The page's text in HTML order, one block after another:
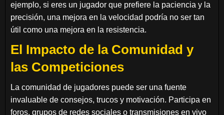
ejemplo, si eres un jugador que prefiere la paciencia y la
precisión, una mejora en la velocidad podría no ser tan
útil como una mejora en la resistencia.
El Impacto de la Comunidad y
las Competiciones
La comunidad de jugadores puede ser una fuente
invaluable de consejos, trucos y motivación. Participa en
foros, grupos de redes sociales o transmisiones en vivo